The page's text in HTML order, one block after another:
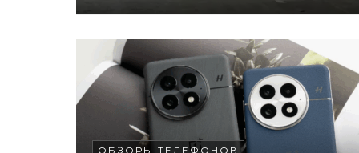
ОБЗОРЫ ТЕЛЕФОНОВ